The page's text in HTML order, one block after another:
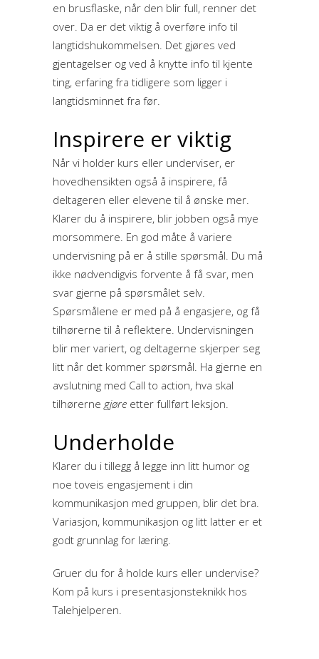
en brusflaske, når den blir full, renner det
over. Da er det viktig å overføre info til
langtidshukommelsen. Det gjøres ved
gjentagelser og ved å knytte info til kjente
ting, erfaring fra tidligere som ligger i
langtidsminnet fra før.
Inspirere er viktig
Når vi holder kurs eller underviser, er
hovedhensikten også å inspirere, få
deltageren eller elevene til å ønske mer.
Klarer du å inspirere, blir jobben også mye
morsommere. En god måte å variere
undervisning på er å stille spørsmål. Du må
ikke nødvendigvis forvente å få svar, men
svar gjerne på spørsmålet selv.
Spørsmålene er med på å engasjere, og få
tilhørerne til å reflektere. Undervisningen
blir mer variert, og deltagerne skjerper seg
litt når det kommer spørsmål. Ha gjerne en
avslutning med Call to action, hva skal
tilhørerne gjøre etter fullført leksjon.
Underholde
Klarer du i tillegg å legge inn litt humor og
noe toveis engasjement i din
kommunikasjon med gruppen, blir det bra.
Variasjon, kommunikasjon og litt latter er et
godt grunnlag for læring.
Gruer du for å holde kurs eller undervise?
Kom på kurs i presentasjonsteknikk hos
Talehjelperen.